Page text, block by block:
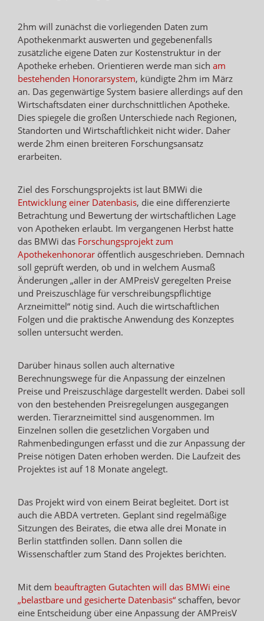
2hm will zunächst die vorliegenden Daten zum
Apothekenmarkt auswerten und gegebenenfalls
zusätzliche eigene Daten zur Kostenstruktur in der
Apotheke erheben. Orientieren werde man sich am
bestehenden Honorarsystem, kündigte 2hm im März
an. Das gegenwärtige System basiere allerdings auf den
Wirtschaftsdaten einer durchschnittlichen Apotheke.
Dies spiegele die großen Unterschiede nach Regionen,
Standorten und Wirtschaftlichkeit nicht wider. Daher
werde 2hm einen breiteren Forschungsansatz
erarbeiten.
Ziel des Forschungsprojekts ist laut BMWi die
Entwicklung einer Datenbasis, die eine differenzierte
Betrachtung und Bewertung der wirtschaftlichen Lage
von Apotheken erlaubt. Im vergangenen Herbst hatte
das BMWi das Forschungsprojekt zum
Apothekenhonorar öffentlich ausgeschrieben. Demnach
soll geprüft werden, ob und in welchem Ausmaß
Änderungen „aller in der AMPreisV geregelten Preise
und Preiszuschläge für verschreibungspflichtige
Arzneimittel“ nötig sind. Auch die wirtschaftlichen
Folgen und die praktische Anwendung des Konzeptes
sollen untersucht werden.
Darüber hinaus sollen auch alternative
Berechnungswege für die Anpassung der einzelnen
Preise und Preiszuschläge dargestellt werden. Dabei soll
von den bestehenden Preisregelungen ausgegangen
werden. Tierarzneimittel sind ausgenommen. Im
Einzelnen sollen die gesetzlichen Vorgaben und
Rahmenbedingungen erfasst und die zur Anpassung der
Preise nötigen Daten erhoben werden. Die Laufzeit des
Projektes ist auf 18 Monate angelegt.
Das Projekt wird von einem Beirat begleitet. Dort ist
auch die ABDA vertreten. Geplant sind regelmäßige
Sitzungen des Beirates, die etwa alle drei Monate in
Berlin stattfinden sollen. Dann sollen die
Wissenschaftler zum Stand des Projektes berichten.
Mit dem beauftragten Gutachten will das BMWi eine
„belastbare und gesicherte Datenbasis“ schaffen, bevor
eine Entscheidung über eine Anpassung der AMPreisV